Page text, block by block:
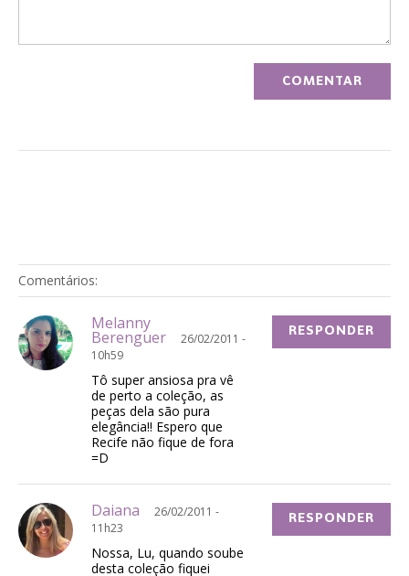
Comentários:
Melanny
Berenguer
26/02/2011 -
10h59
Tô super ansiosa pra vê
de perto a coleção, as
peças dela são pura
elegância!! Espero que
Recife não fique de fora
=D
RESPONDER
Daiana
26/02/2011 -
11h23
Nossa, Lu, quando soube
desta coleção fiquei
RESPONDER